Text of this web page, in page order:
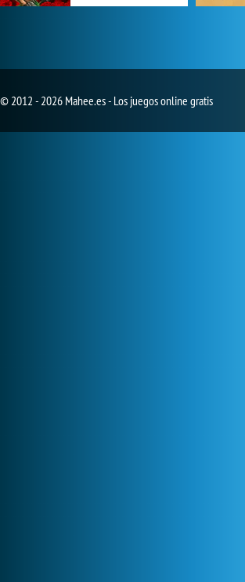
© 2012 - 2026 Mahee.es - Los juegos online gratis